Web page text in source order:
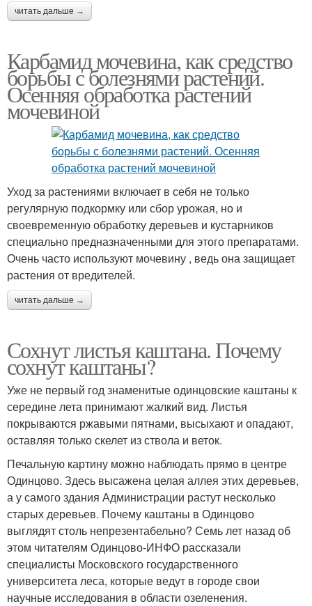
читать дальше →
Карбамид мочевина, как средство
борьбы с болезнями растений.
Осенняя обработка растений
мочевиной
Уход за растениями включает в себя не только
регулярную подкормку или сбор урожая, но и
своевременную обработку деревьев и кустарников
специально предназначенными для этого препаратами.
Очень часто используют мочевину , ведь она защищает
растения от вредителей.
читать дальше →
Сохнут листья каштана. Почему
сохнут каштаны?
Уже не первый год знаменитые одинцовские каштаны к
середине лета принимают жалкий вид. Листья
покрываются ржавыми пятнами, высыхают и опадают,
оставляя только скелет из ствола и веток.
Печальную картину можно наблюдать прямо в центре
Одинцово. Здесь высажена целая аллея этих деревьев,
а у самого здания Администрации растут несколько
старых деревьев. Почему каштаны в Одинцово
выглядят столь непрезентабельно? Семь лет назад об
этом читателям Одинцово-ИНФО рассказали
специалисты Московского государственного
университета леса, которые ведут в городе свои
научные исследования в области озеленения.